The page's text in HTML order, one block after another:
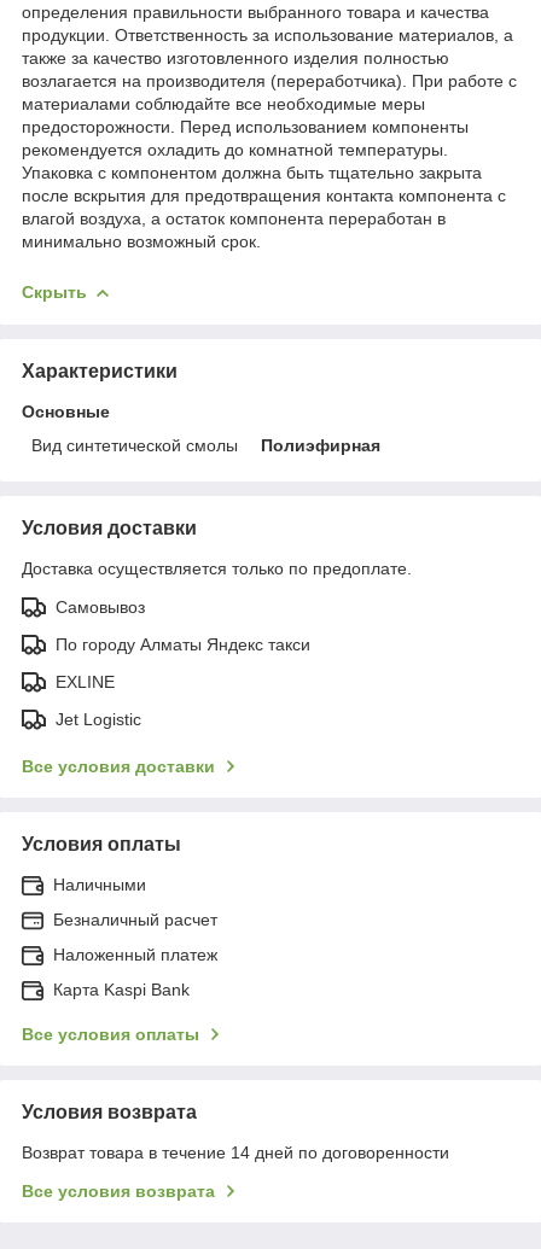
определения правильности выбранного товара и качества
продукции. Ответственность за использование материалов, а
также за качество изготовленного изделия полностью
возлагается на производителя (переработчика). При работе с
материалами соблюдайте все необходимые меры
предосторожности. Перед использованием компоненты
рекомендуется охладить до комнатной температуры.
Упаковка с компонентом должна быть тщательно закрыта
после вскрытия для предотвращения контакта компонента с
влагой воздуха, а остаток компонента переработан в
минимально возможный срок.
Скрыть
Характеристики
Основные
Вид синтетической смолы
Полиэфирная
Условия доставки
Доставка осуществляется только по предоплате.
Самовывоз
По городу Алматы Яндекс такси
EXLINE
Jet Logistic
Все условия доставки
Условия оплаты
Наличными
Безналичный расчет
Наложенный платеж
Карта Kaspi Bank
Все условия оплаты
Условия возврата
Возврат товара в течение 14 дней по договоренности
Все условия возврата